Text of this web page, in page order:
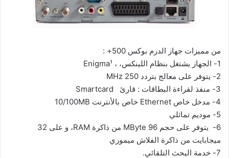
من مميزات جهاز الدرم بوكس 500+ :
1-
الجهاز يشتغل بنظام اللينكس، ، Enigma¹
2-
يتوفر على معالج بتردد 250 MHz
3-
منفذ لقراءة البطاقات : قارئ Smartcard
4-
مدخل خاص Ethernet خاص بالأنترنت 10/100MB
5-
موديم تماثلي
6-
يتوفر على حجم 96 MByte من ذاكرة RAM، و على 32
ميجابايت من ذاكرة الفلاش ميموري
7- خدمة البحث التلقائي.